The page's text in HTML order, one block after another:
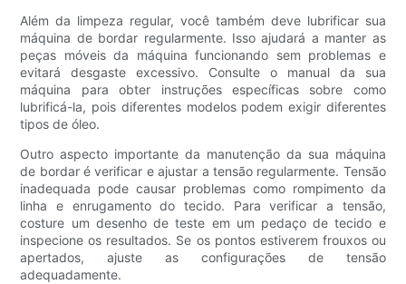
Além da limpeza regular, você também deve lubrificar sua
máquina de bordar regularmente. Isso ajudará a manter as
peças móveis da máquina funcionando sem problemas e
evitará desgaste excessivo. Consulte o manual da sua
máquina para obter instruções específicas sobre como
lubrificá-la, pois diferentes modelos podem exigir diferentes
tipos de óleo.
Outro aspecto importante da manutenção da sua máquina
de bordar é verificar e ajustar a tensão regularmente. Tensão
inadequada pode causar problemas como rompimento da
linha e enrugamento do tecido. Para verificar a tensão,
costure um desenho de teste em um pedaço de tecido e
inspecione os resultados. Se os pontos estiverem frouxos ou
apertados, ajuste as configurações de tensão
adequadamente.